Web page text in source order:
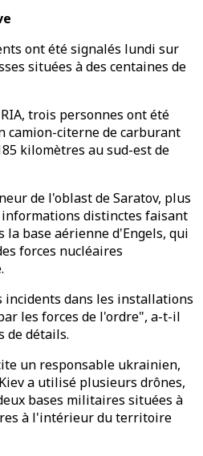
ont été signalés lundi sur
situées à des centaines de
trois personnes ont été
camion-citerne de carburant
kilomètres au sud-est de
de l'oblast de Saratov, plus
informations distinctes faisant
la base aérienne d'Engels, qui
forces nucléaires
dans les installations
les forces de l'ordre", a-t-il
de détails.
un responsable ukrainien,
a utilisé plusieurs drônes,
bases militaires situées à
à l'intérieur du territoire